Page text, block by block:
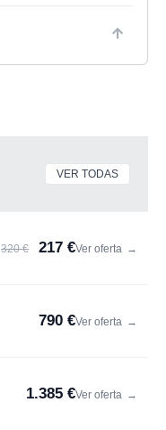
VER TODAS
320 € 217 €Ver oferta →
790 €Ver oferta →
1.385 €Ver oferta →